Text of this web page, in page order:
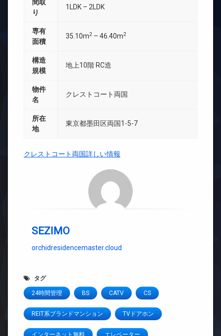
間取
り
1LDK – 2LDK
専有
面積
35.10m2 – 46.40m2
構造
規模
地上10階 RC造
物件
名
クレストコート両国
所在
地
東京都墨田区両国1-5-7
クレストコート両国詳しい情報
SEZIMO
orchidresidencemaster.cloud
タグ
24時間管理 BS CATV CS
REIT系ブランドマンション TVドアホン
インターネット無料 エレベーター